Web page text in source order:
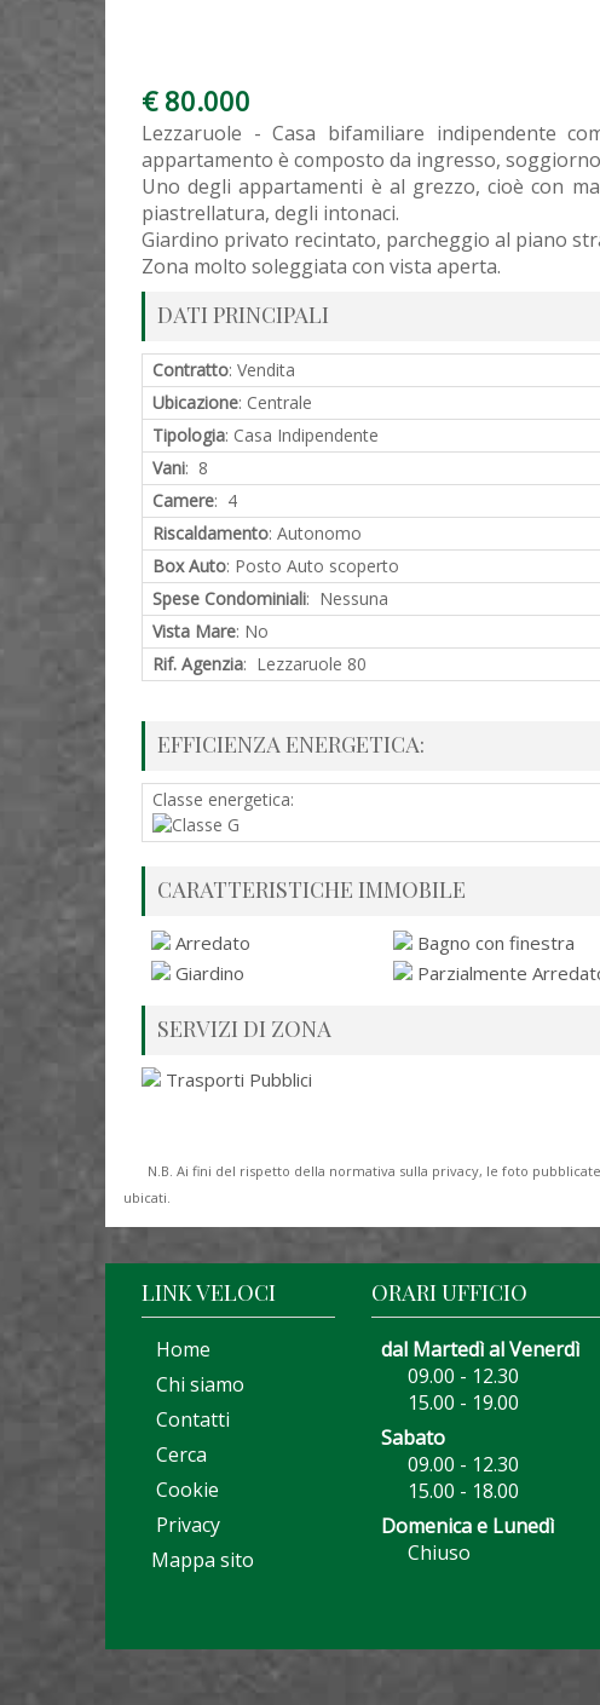
€ 80.000
Lezzaruole - Casa bifamiliare indipendente
appartamento è composto da ingresso,
Uno degli appartamenti è al grezzo, cioè con
piastrellatura, degli intonaci.
Giardino privato recintato, parcheggio al piano
Zona molto soleggiata con vista aperta.
DATI PRINCIPALI
Contratto: Vendita
Ubicazione: Centrale
Tipologia: Casa Indipendente
Vani: 8
Camere: 4
Riscaldamento: Autonomo
Box Auto: Posto Auto scoperto
Spese Condominiali: Nessuna
Vista Mare: No
Rif. Agenzia: Lezzaruole 80
EFFICIENZA ENERGETICA:
Classe energetica:
CARATTERISTICHE IMMOBILE
Arredato Bagno con finestra
Giardino
Parzialmente
SERVIZI DI ZONA
Trasporti Pubblici
N.B. Ai fini del rispetto della normativa sulla privacy, le foto
ubicati.
LINK VELOCI
Home
Chi siamo
Contatti
Cerca
Cookie
Privacy
Mappa sito
ORARI UFFICIO
dal Martedì al Venerdì
09.00 - 12.30
15.00 - 19.00
Sabato
09.00 - 12.30
15.00 - 18.00
Domenica e Lunedì
Chiuso